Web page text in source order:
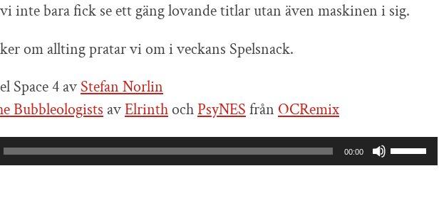
inte bara fick se ett gäng lovande titlar utan även maskinen i sig.
om allting pratar vi om i veckans Spelsnack.
Space 4 av Stefan Norlin
Bubbleologists avElrinthoch PsyNES från OCRemix
00:00
Använd
upp/ner-